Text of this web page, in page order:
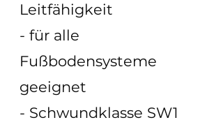
Leitfähigkeit
- für alle
Fußbodensysteme
geeignet
- Schwundklasse SW1